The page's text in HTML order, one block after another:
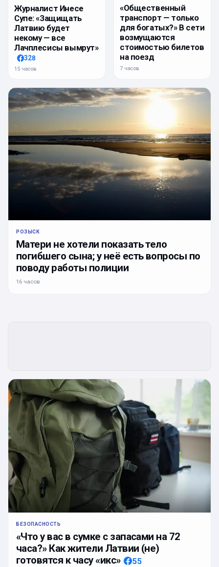
Журналист Инесе
Супе: «Защищать
Латвию будет
некому — все
Лачплесисы вымрут»
328
15 часов
«Общественный
транспорт — только
для богатых?» В сети
возмущаются
стоимостью билетов
на поезд
7 часов
РОЗЫСК
Матери не хотели показать тело
погибшего сына; у неё есть вопросы по
поводу работы полиции
16 часов
БЕЗОПАСНОСТЬ
«Что у вас в сумке с запасами на 72
часа?» Как жители Латвии (не)
готовятся к часу «икс»
55